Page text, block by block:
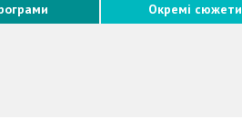
Окремі сюжети